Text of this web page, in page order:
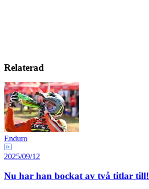
Relaterad
Enduro
2025/09/12
Nu har han bockat av två titlar till!